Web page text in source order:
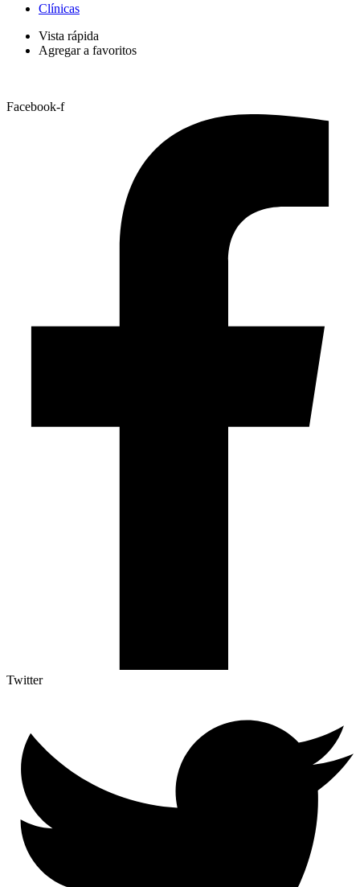
Clínicas
Vista rápida
Agregar a favoritos
Facebook-f
Twitter